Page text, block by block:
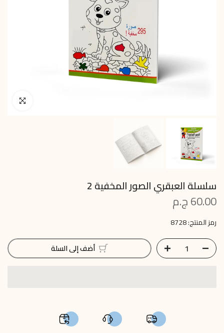
انقر للتكبير
سلسلة العبقري الصور المخفية 2
60.00 ج.م
رمز المنتج:8728
أضف إلى السلة